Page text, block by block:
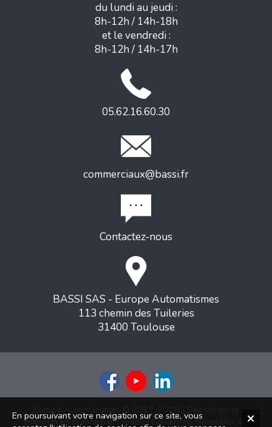
du lundi au jeudi :
8h-12h / 14h-18h
et le vendredi :
8h-12h / 14h-17h
05.62.16.60.30
commerciaux@bassi.fr
Contactez-nous
BASSI SAS - Europe Automatismes
113 chemin des Tuileries
31400 Toulouse
Europe Automatismes © 2017-2026 | Site conçu et
hébergé en France parCreapli| Conditions générales de
En poursuivant votre navigation sur ce site, vous